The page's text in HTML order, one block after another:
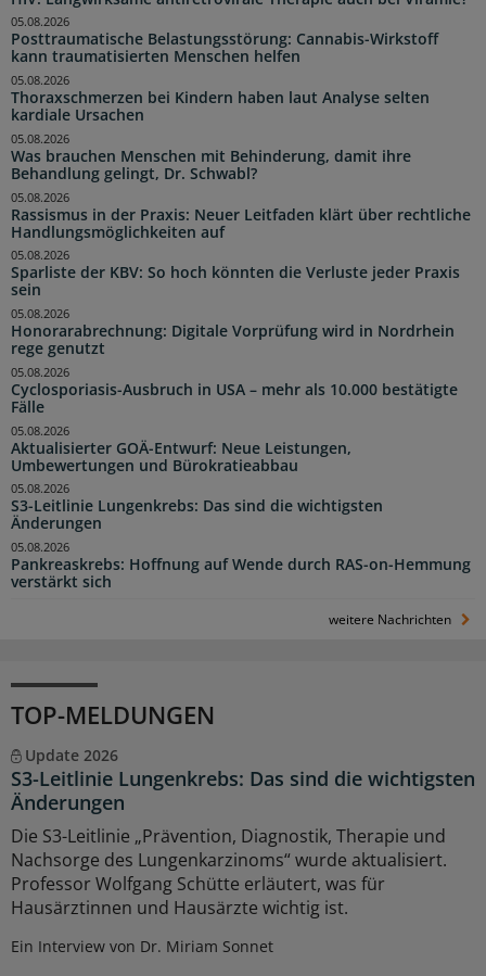
Posttraumatische Belastungsstörung: Cannabis-Wirkstoff
kann traumatisierten Menschen helfen
05.08.2026
Thoraxschmerzen bei Kindern haben laut Analyse selten
kardiale Ursachen
05.08.2026
Was brauchen Menschen mit Behinderung, damit ihre
Behandlung gelingt, Dr. Schwabl?
05.08.2026
Rassismus in der Praxis: Neuer Leitfaden klärt über rechtliche
Handlungsmöglichkeiten auf
05.08.2026
Sparliste der KBV: So hoch könnten die Verluste jeder Praxis
sein
05.08.2026
Honorarabrechnung: Digitale Vorprüfung wird in Nordrhein
rege genutzt
05.08.2026
Cyclosporiasis-Ausbruch in USA – mehr als 10.000 bestätigte
Fälle
05.08.2026
Aktualisierter GOÄ-Entwurf: Neue Leistungen,
Umbewertungen und Bürokratieabbau
05.08.2026
S3-Leitlinie Lungenkrebs: Das sind die wichtigsten
Änderungen
05.08.2026
Pankreaskrebs: Hoffnung auf Wende durch RAS-on-Hemmung
verstärkt sich
05.08.2026
weitere Nachrichten
TOP-MELDUNGEN
Update 2026
S3-Leitlinie Lungenkrebs: Das sind die wichtigsten
Änderungen
Die S3-Leitlinie „Prävention, Diagnostik, Therapie und
Nachsorge des Lungenkarzinoms“ wurde aktualisiert.
Professor Wolfgang Schütte erläutert, was für
Hausärztinnen und Hausärzte wichtig ist.
Ein Interview von Dr. Miriam Sonnet